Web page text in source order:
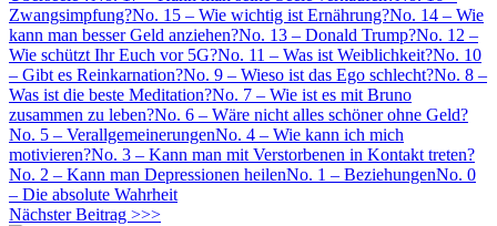
Zwangsimpfung?No. 15 – Wie wichtig ist Ernährung?No. 14 – Wie
kann man besser Geld anziehen?No. 13 – Donald Trump?No. 12 –
Wie schützt Ihr Euch vor 5G?No. 11 – Was ist Weiblichkeit?No. 10
– Gibt es Reinkarnation?No. 9 – Wieso ist das Ego schlecht?No. 8 –
Was ist die beste Meditation?No. 7 – Wie ist es mit Bruno
zusammen zu leben?No. 6 – Wäre nicht alles schöner ohne Geld?
No. 5 – VerallgemeinerungenNo. 4 – Wie kann ich mich
motivieren?No. 3 – Kann man mit Verstorbenen in Kontakt treten?
No. 2 – Kann man Depressionen heilenNo. 1 – BeziehungenNo. 0
– Die absolute Wahrheit
Nächster Beitrag >>>